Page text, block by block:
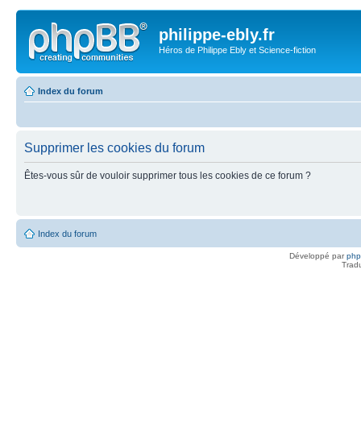
philippe-ebly.fr
Héros de Philippe Ebly et Science-fiction
Index du forum
Supprimer les cookies du forum
Êtes-vous sûr de vouloir supprimer tous les cookies de ce forum ?
Index du forum
Développé par